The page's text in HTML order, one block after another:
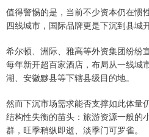
值得警惕的是，当前不少资本仍在惯
四线城市，国际品牌更是下沉到县城
希尔顿、洲际、雅高等外资集团纷纷
每年新开超百家酒店，布局从一线城
湖、安徽黟县等下辖县级目的地。
然而下沉市场需求能否支撑如此体量
结构性失衡的苗头：旅游资源一般的
群，旺季稍纵即逝、淡季门可罗雀。